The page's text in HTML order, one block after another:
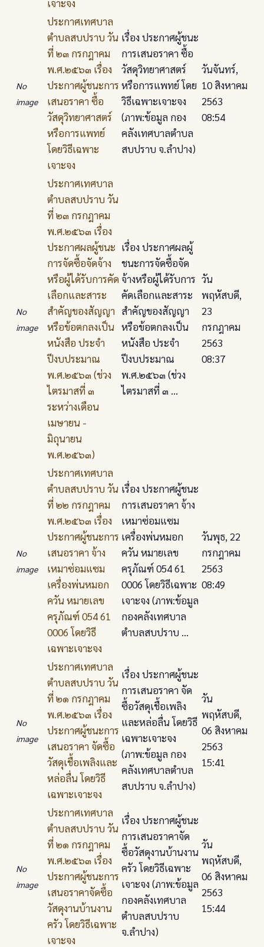
เจาะจง
No
image
ประกาศเทศบาล
ตําบลสบปราบ วัน
ที่ ๒๓ กรกฎาคม
พ.ศ.๒๕๖๓ เรื่อง
ประกาศผู้ชนะการ
เสนอราคา ซื้อ
วัสดุวิทยาศาสตร์
หรือการแพทย์
โดยวิธีเฉพาะ
เจาะจง
เรื่อง ประกาศผู้ชนะ
การเสนอราคา ซื้อ
วัสดุวิทยาศาสตร์
หรือการแพทย์ โดย
วิธีเฉพาะเจาะจง
(ภาพ:ข้อมูล กอง
คลังเทศบาลตำบล
สบปราบ จ.ลำปาง)
วันจันทร์,
10 สิงหาคม
2563
08:54
No
image
ประกาศเทศบาล
ตำบลสบปราบ วัน
ที่ ๒๓ กรกฎาคม
พ.ศ.๒๕๖๓ เรื่อง
ประกาศผลผู้ชนะ
การจัดซื้อจัดจ้าง
หรือผู้ได้รับการคัด
เลือกและสาระ
สำคัญของสัญญา
หรือข้อตกลงเป็น
หนังสือ ประจำ
ปีงบประมาณ
พ.ศ.๒๕๖๓ (ช่วง
ไตรมาสที่ ๓
ระหว่างเดือน
เมษายน -
มิถุนายน
พ.ศ.๒๕๖๓)
เรื่อง ประกาศผลผู้
ชนะการจัดซื้อจัด
จ้างหรือผู้ได้รับการ
คัดเลือกและสาระ
สำคัญของสัญญา
หรือข้อตกลงเป็น
หนังสือ ประจำ
ปีงบประมาณ
พ.ศ.๒๕๖๓ (ช่วง
ไตรมาสที่ ๓ ...
วัน
พฤหัสบดี,
23
กรกฎาคม
2563
08:37
No
image
ประกาศเทศบาล
ตําบลสบปราบ วัน
ที่ ๒๒ กรกฎาคม
พ.ศ.๒๕๖๓ เรื่อง
ประกาศผู้ชนะการ
เสนอราคา จ้าง
เหมาซ่อมแซม
เครื่องพ่นหมอก
ควัน หมายเลข
ครุภัณฑ์ 054 61
0006 โดยวิธี
เฉพาะเจาะจง
เรื่อง ประกาศผู้ชนะ
การเสนอราคา จ้าง
เหมาซ่อมแซม
เครื่องพ่นหมอก
ควัน หมายเลข
ครุภัณฑ์ 054 61
0006 โดยวิธีเฉพาะ
เจาะจง (ภาพ:ข้อมูล
กองคลังเทศบาล
ตำบลสบปราบ ...
วันพุธ, 22
กรกฎาคม
2563
08:49
No
image
ประกาศเทศบาล
ตําบลสบปราบ วัน
ที่ ๒๑ กรกฎาคม
พ.ศ.๒๕๖๓ เรื่อง
ประกาศผู้ชนะการ
เสนอราคา จัดซื้อ
วัสดุเชื้อเพลิงและ
หล่อลื่น โดยวิธี
เฉพาะเจาะจง
เรื่อง ประกาศผู้ชนะ
การเสนอราคา จัด
ซื้อวัสดุเชื้อเพลิง
และหล่อลื่น โดยวิธี
เฉพาะเจาะจง
(ภาพ:ข้อมูล กอง
คลังเทศบาลตำบล
สบปราบ จ.ลำปาง)
วัน
พฤหัสบดี,
06 สิงหาคม
2563
15:41
No
image
ประกาศเทศบาล
ตําบลสบปราบ วัน
ที่ ๒๑ กรกฎาคม
พ.ศ.๒๕๖๓ เรื่อง
ประกาศผู้ชนะการ
เสนอราคาจัดซื้อ
วัสดุงานบ้านงาน
ครัว โดยวิธีเฉพาะ
เจาะจง
เรื่อง ประกาศผู้ชนะ
การเสนอราคาจัด
ซื้อวัสดุงานบ้านงาน
ครัว โดยวิธีเฉพาะ
เจาะจง (ภาพ:ข้อมูล
กองคลังเทศบาล
ตำบลสบปราบ
จ.ลำปาง)
วัน
พฤหัสบดี,
06 สิงหาคม
2563
15:44